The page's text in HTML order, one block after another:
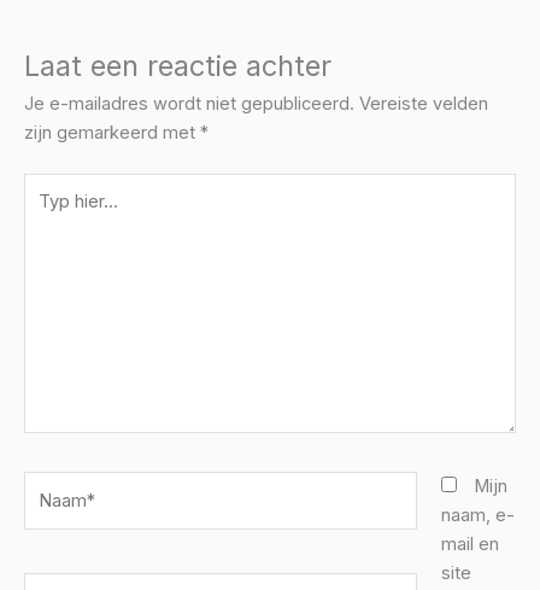
Laat een reactie achter
Je e-mailadres wordt niet gepubliceerd. Vereiste velden
zijn gemarkeerd met *
hier...
Mijn
naam, e-
mail en
site